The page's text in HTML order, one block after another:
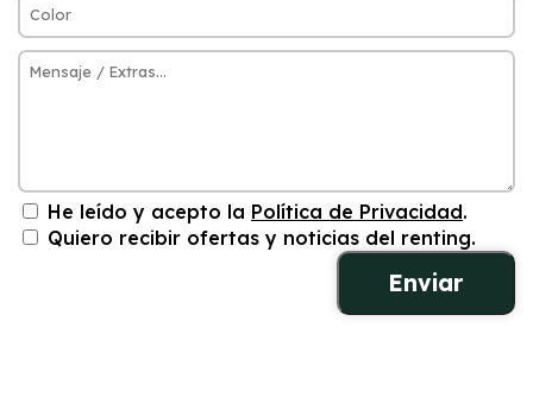
He leído y acepto la Política de Privacidad.
Quiero recibir ofertas y noticias del renting.